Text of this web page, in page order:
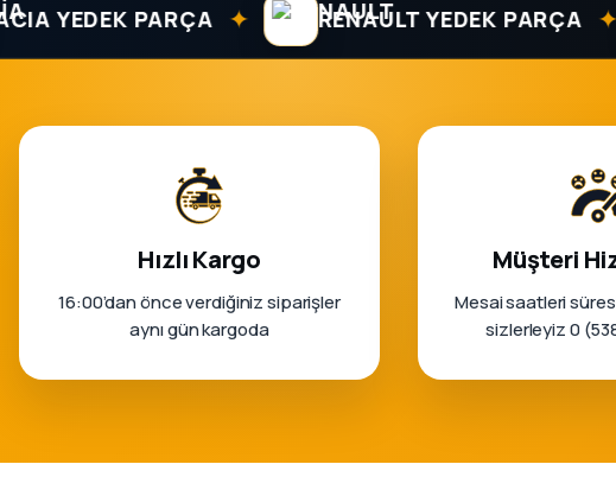
PARÇA ✦ RENAULT YEDEK PARÇA ✦
Hızlı Kargo
16:00’dan önce verdiğiniz siparişler
aynı gün kargoda
Müşteri
Mesai saatleri
sizlerleyiz 0